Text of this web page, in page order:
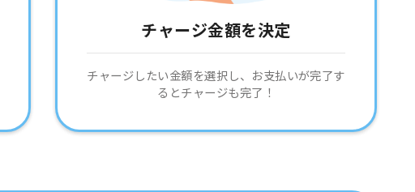
チャージ金額を決定
チャージしたい金額を選択し、お支払いが完了す
るとチャージも完了！